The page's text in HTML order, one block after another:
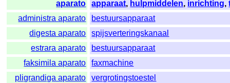
aparato
apparaat, hulpmiddelen, inrichting,
administra aparato
bestuursapparaat
digesta aparato
spijsverteringskanaal
estrara aparato
bestuursapparaat
faksimila aparato
faxmachine
pligrandiga aparato
vergrotingstoestel